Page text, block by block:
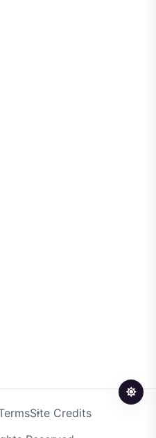
Site Credits